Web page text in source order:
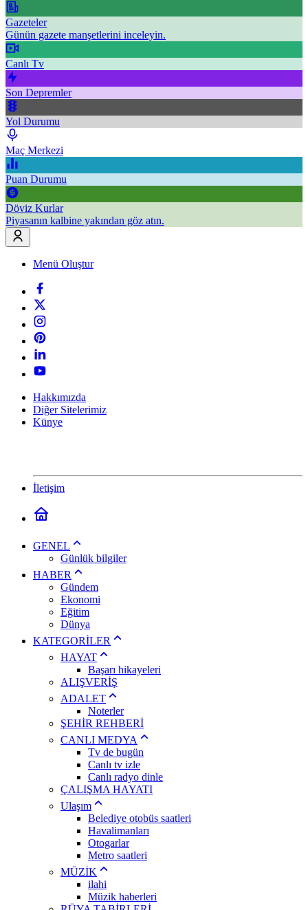
Gazeteler
Günün gazete manşetlerini inceleyin.
Canlı Tv
Son Depremler
Yol Durumu
Maç Merkezi
Puan Durumu
Döviz Kurlar
Piyasanın kalbine yakından göz atın.
Menü Oluştur
Hakkımızda
Diğer Sitelerimiz
Künye
İletişim
GENEL
Günlük bilgiler
HABER
Gündem
Ekonomi
Eğitim
Dünya
KATEGORİLER
HAYAT
Başarı hikayeleri
ALIŞVERİŞ
ADALET
Noterler
ŞEHİR REHBERİ
CANLI MEDYA
Tv de bugün
Canlı tv izle
Canlı radyo dinle
ÇALIŞMA HAYATI
Ulaşım
Belediye otobüs saatleri
Havalimanları
Otogarlar
Metro saatleri
MÜZİK
ilahi
Müzik haberleri